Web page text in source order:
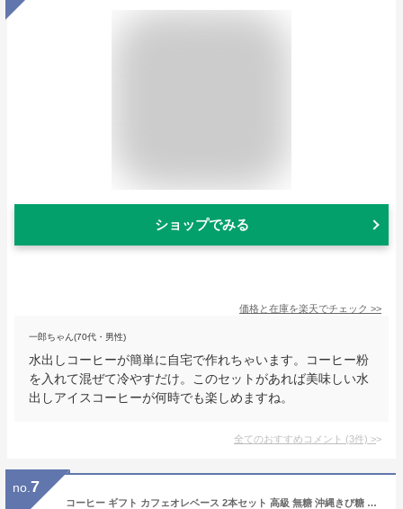
ショップでみる
価格と在庫を楽天でチェック >>
一郎ちゃん(70代・男性)
水出しコーヒーが簡単に自宅で作れちゃいます。コーヒー粉
を入れて混ぜて冷やすだけ。このセットがあれば美味しい水
出しアイスコーヒーが何時でも楽しめますね。
全てのおすすめコメント (3件) >
no. 7
コーヒー ギフト カフェオレベース 2本セット 高級 無糖 沖縄きび糖 選べる2種 濃縮 リキッドコーヒー アイスコーヒー 御中元 御祝 御祝 内祝い お返し 贈答 誕生日 プレゼント お歳暮 御歳暮 珈琲 coffee 瓶 希釈 カフェベース カフェラテ マメーズ焙煎工房